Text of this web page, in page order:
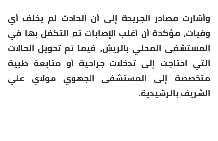
وأشارت مصادر الجريدة إلى أن الحادث لم يخلف أي
وفيات، مؤكدة أن أغلب الإصابات تم التكفل بها في
المستشفى المحلي بالريش، فيما تم تحويل الحالات
التي احتاجت إلى تدخلات جراحية أو متابعة طبية
متخصصة إلى المستشفى الجهوي مولاي علي
الشريف بالرشيدية.